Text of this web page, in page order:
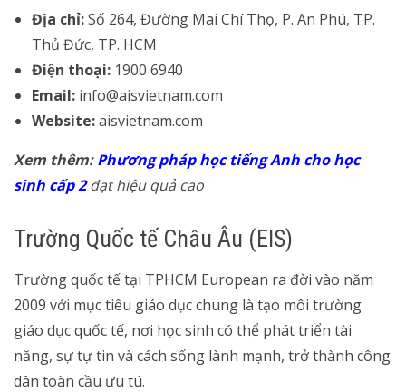
Địa chỉ:Số 264, Đường Mai Chí Thọ, P. An Phú, TP.
Thủ Đức, TP. HCM
Điện thoại: 1900 6940
Email: info@aisvietnam.com
Website:aisvietnam.com
Xem thêm:Phương pháp học tiếng Anh cho học
sinh cấp 2đạt hiệu quả cao
Trường Quốc tế Châu Âu (EIS)
Trường quốc tế tại TPHCM European ra đời vào năm
2009 với mục tiêu giáo dục chung là tạo môi trường
giáo dục quốc tế, nơi học sinh có thể phát triển tài
năng, sự tự tin và cách sống lành mạnh, trở thành công
dân toàn cầu ưu tú.